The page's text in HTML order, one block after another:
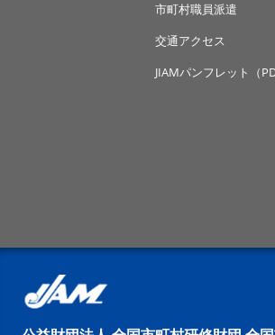
市町村職員派遣
交通アクセス
JIAMパンフレット（